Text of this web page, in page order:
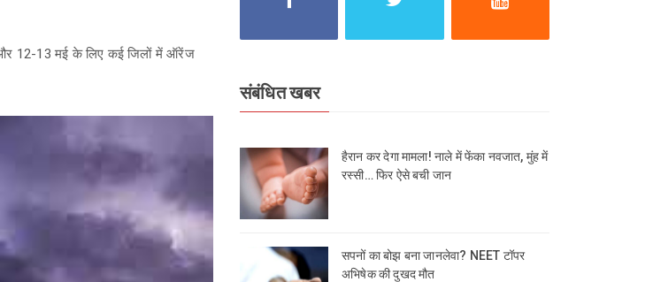
और 12-13 मई के लिए कई जिलों में ऑरेंज
संबंधित खबर
हैरान कर देगा मामला! नाले में फेंका नवजात, मुंह में
रस्सी… फिर ऐसे बची जान
सपनों का बोझ बना जानलेवा? NEET टॉपर
अभिषेक की दुखद मौत